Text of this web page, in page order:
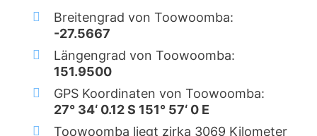
Breitengrad von Toowoomba:
-27.5667
Längengrad von Toowoomba:
151.9500
GPS Koordinaten von Toowoomba:
27° 34‘ 0.12 S 151° 57‘ 0 E
Toowoomba liegt zirka 3069 Kilometer